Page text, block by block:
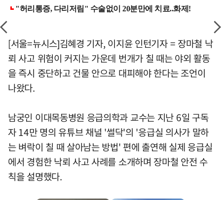
[서울=뉴시스]김혜경 기자, 이지윤 인턴기자 = 장마철 낙
뢰 사고 위험이 커지는 가운데 번개가 칠 때는 야외 활동
을 즉시 중단하고 건물 안으로 대피해야 한다는 조언이
나왔다.
남궁인 이대목동병원 응급의학과 교수는 지난 6일 구독
자 14만 명의 유튜브 채널 '썰닥'의 '응급실 의사가 말하
는 벼락이 칠 때 살아남는 방법' 편에 출연해 실제 응급실
에서 경험한 낙뢰 사고 사례를 소개하며 장마철 안전 수
칙을 설명했다.